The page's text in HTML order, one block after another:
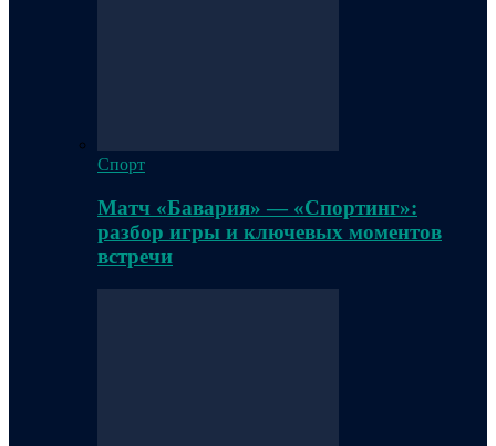
Спорт
Матч «Бавария» — «Спортинг»:
разбор игры и ключевых моментов
встречи